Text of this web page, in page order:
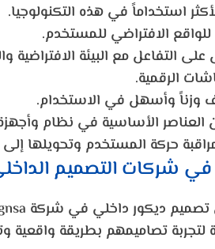
استخداماً في هذه التكنولوجيا.
للواقع الافتراضي للمستخدم.
التفاعل مع البيئة
الرقمية.
وزناً وأسهل في الاستخدام.
العناصر الأساسية في نظام
حركة المستخدم وتحويلها إلى
في شركات التصميم
تصميم ديكور داخلي في شركة
تصاميمهم بطريقة واقعية